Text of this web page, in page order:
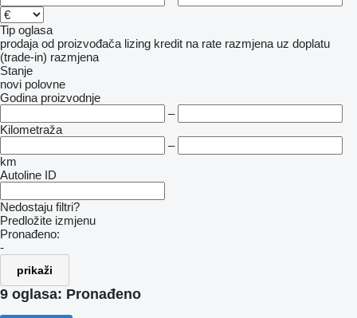
Tip oglasa
prodaja od proizvođača lizing kredit na rate razmjena uz doplatu
(trade-in) razmjena
Stanje
novi polovne
Godina proizvodnje
–
Kilometraža
–
km
Autoline ID
Nedostaju filtri?
Predložite izmjenu
Pronađeno:
-
prikaži
9 oglasa: Pronađeno